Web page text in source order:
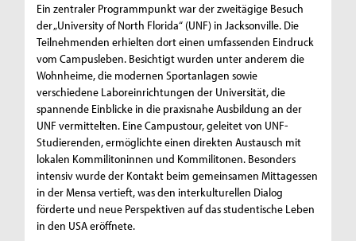
Ein zentraler Programmpunkt war der zweitägige Besuch
der „University of North Florida“ (UNF) in Jacksonville. Die
Teilnehmenden erhielten dort einen umfassenden Eindruck
vom Campusleben. Besichtigt wurden unter anderem die
Wohnheime, die modernen Sportanlagen sowie
verschiedene Laboreinrichtungen der Universität, die
spannende Einblicke in die praxisnahe Ausbildung an der
UNF vermittelten. Eine Campustour, geleitet von UNF-
Studierenden, ermöglichte einen direkten Austausch mit
lokalen Kommilitoninnen und Kommilitonen. Besonders
intensiv wurde der Kontakt beim gemeinsamen Mittagessen
in der Mensa vertieft, was den interkulturellen Dialog
förderte und neue Perspektiven auf das studentische Leben
in den USA eröffnete.